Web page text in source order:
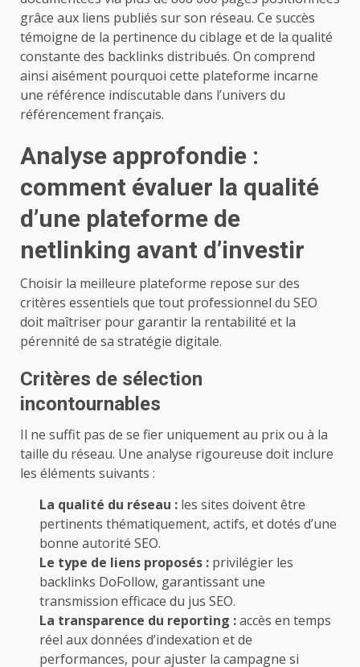
grâce aux liens publiés sur son réseau. Ce succès
témoigne de la pertinence du ciblage et de la qualité
constante des backlinks distribués. On comprend
ainsi aisément pourquoi cette plateforme incarne
une référence indiscutable dans l’univers du
référencement français.
Analyse approfondie :
comment évaluer la qualité
d’une plateforme de
netlinking avant d’investir
Choisir la meilleure plateforme repose sur des
critères essentiels que tout professionnel du SEO
doit maîtriser pour garantir la rentabilité et la
pérennité de sa stratégie digitale.
Critères de sélection
incontournables
Il ne suffit pas de se fier uniquement au prix ou à la
taille du réseau. Une analyse rigoureuse doit inclure
les éléments suivants :
La qualité du réseau : les sites doivent être
pertinents thématiquement, actifs, et dotés d’une
bonne autorité SEO.
Le type de liens proposés : privilégier les
backlinks DoFollow, garantissant une
transmission efficace du jus SEO.
La transparence du reporting :accès en temps
réel aux données d’indexation et de
performances, pour ajuster la campagne si